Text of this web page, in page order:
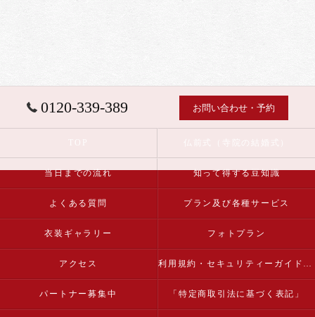
0120-339-389 お問い合わせ・予約
当日までの流れ 知って得する豆知識
よくある質問 プラン及び各種サービス
衣装ギャラリー フォトプラン
アクセス 利用規約・セキュリティーガイドライン
パートナー募集中 「特定商取引法に基づく表記」